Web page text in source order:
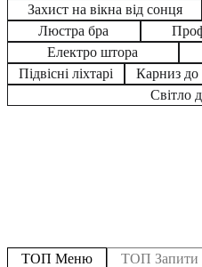
Захист на вікна від сонця
Люстра бра
Електро штора
Підвісні ліхтарі
Карниз до
Світло
ТОП Меню ТОП Запити